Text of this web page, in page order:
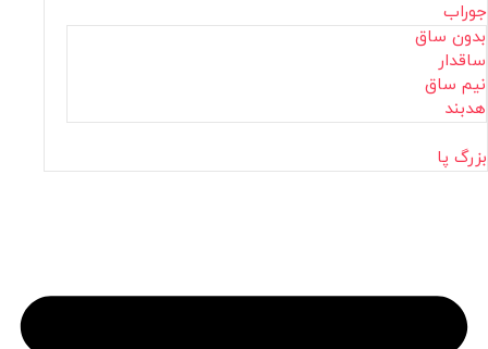
جوراب
بدون ساق
ساقدار
نیم ساق
هدبند
بزرگ پا